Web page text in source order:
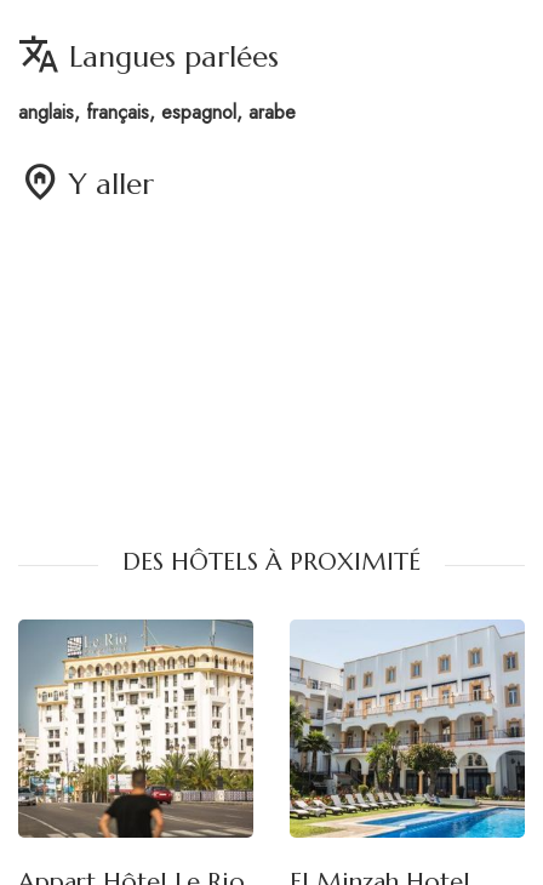
translate Langues parlées
anglais, français, espagnol, arabe
home_pin Y aller
DES HÔTELS À PROXIMITÉ